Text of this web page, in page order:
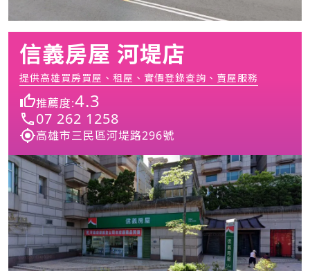
信義房屋 河堤店
提供高雄買房買屋、租屋、實價登錄查詢、賣屋服務
推薦度:4.3
07 262 1258
高雄市三民區河堤路296號